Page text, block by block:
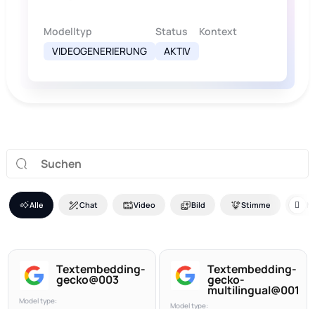
Modelltyp
VIDEOGENERIERUNG
Status
AKTIV
Kontext
Alle Chat Video Bild Stimme
Textembedding-
gecko@003
Model type:
Textembedding-
gecko-
multilingual@001
Model type: